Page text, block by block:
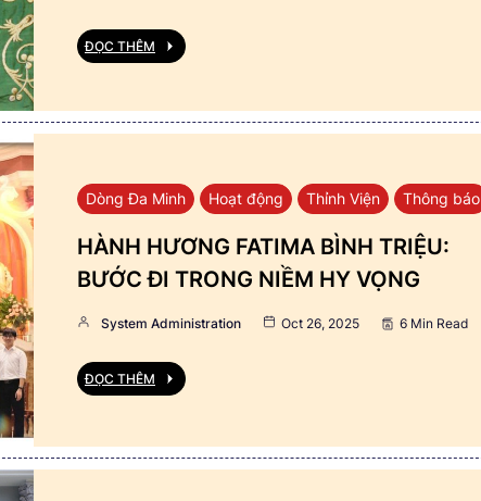
ĐỌC THÊM
Dòng Đa Minh Hoạt động Thỉnh Viện Thông báo
HÀNH HƯƠNG FATIMA BÌNH TRIỆU:
BƯỚC ĐI TRONG NIỀM HY VỌNG
System Administration Oct 26, 2025 6 Min Read
ĐỌC THÊM